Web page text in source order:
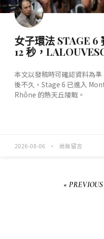
女子環法 STAGE 6
12 秒，
本文以發稿時可確認資料為
後不久，Stage 6 已進入
Rhône 的熱天丘陵戰。
2026-08-06 尚無留言
« PREVIOUS